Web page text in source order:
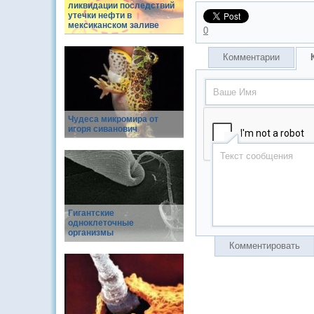
ликвидации последствий
утечки нефти в
мексиканском заливе
Чудеса микромира от
игоря сиванович
Гигантские
одноклеточные
организмы
0
Комментарии
Комментировать